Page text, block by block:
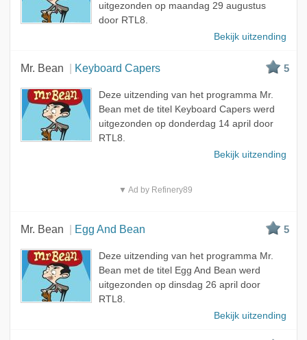
uitgezonden op maandag 29 augustus
door RTL8.
Bekijk uitzending
Mr. Bean Keyboard Capers 5
Deze uitzending van het programma Mr.
Bean met de titel Keyboard Capers werd
uitgezonden op donderdag 14 april door
RTL8.
Bekijk uitzending
▼ Ad by Refinery89
Mr. Bean Egg And Bean 5
Deze uitzending van het programma Mr.
Bean met de titel Egg And Bean werd
uitgezonden op dinsdag 26 april door
RTL8.
Bekijk uitzending